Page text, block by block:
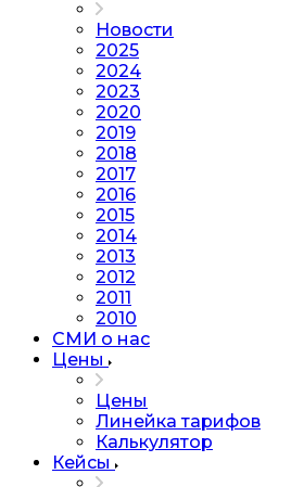
Новости
2025
2024
2023
2020
2019
2018
2017
2016
2015
2014
2013
2012
2011
2010
СМИ о нас
Цены
Цены
Линейка тарифов
Калькулятор
Кейсы